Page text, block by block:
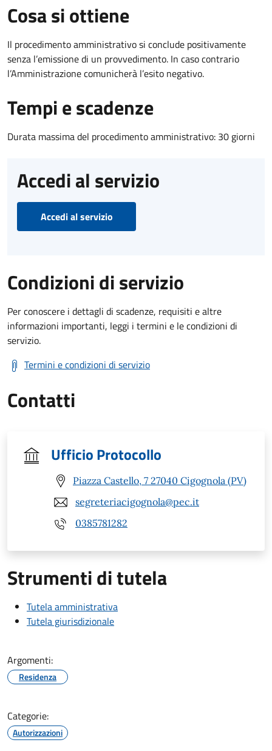
Cosa si ottiene
Il procedimento amministrativo si conclude positivamente
senza l’emissione di un provvedimento. In caso contrario
l’Amministrazione comunicherà l’esito negativo.
Tempi e scadenze
Durata massima del procedimento amministrativo: 30 giorni
Accedi al servizio
Accedi al servizio
Condizioni di servizio
Per conoscere i dettagli di scadenze, requisiti e altre
informazioni importanti, leggi i termini e le condizioni di
servizio.
Termini e condizioni di servizio
Contatti
Ufficio Protocollo
Piazza Castello, 7 27040 Cigognola (PV)
segreteriacigognola@pec.it
0385781282
Strumenti di tutela
Tutela amministrativa
Tutela giurisdizionale
Argomenti:
Residenza
Categorie:
Autorizzazioni